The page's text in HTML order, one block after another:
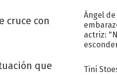
cruce con
que
Ángel
actriz:
Tini